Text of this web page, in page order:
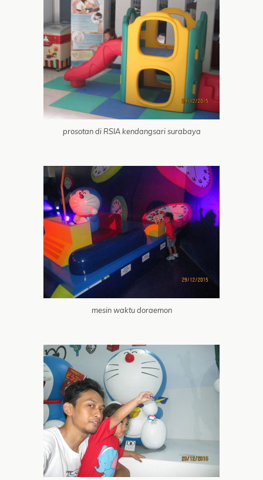
prosotan di RSIA kendangsari surabaya
mesin waktu doraemon